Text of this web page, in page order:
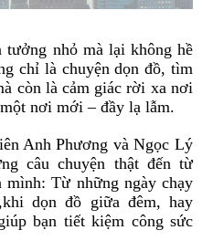
tưởng nhỏ mà lại không hề
chỉ là chuyện dọn đồ, tìm
còn là cảm giác rời xa nơi
nơi mới – đầy lạ lẫm.
Anh Phương và Ngọc Lý
câu chuyện thật đến từ
mình: Từ những ngày chạy
dọn đồ giữa đêm, hay
bạn tiết kiệm công sức